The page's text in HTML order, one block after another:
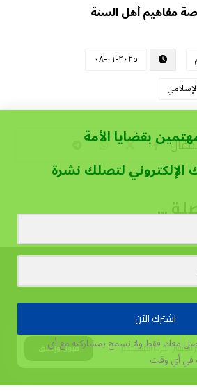
مفاهيم أهل السنة
٢٠٢٥-٠١-٠٨
...
تجربة المستخدم. قبول وإغلاق
بقضايا الأمة
الإلكتروني لتصلك نشرة
اشترك الآن
معك فقط ولا نسمح بمشاركته مع أي
في أي وقت